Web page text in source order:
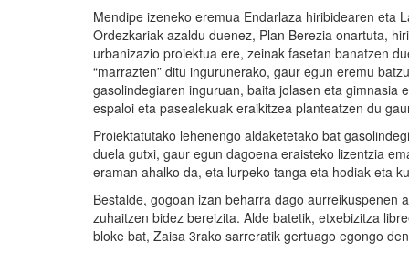
Mendipe izeneko eremua Endarlaza hiribidearen eta
Ordezkariak azaldu duenez, Plan Berezia onartuta,
urbanizazio proiektua ere, zeinak fasetan banatzen
“marrazten” ditu ingurunerako, gaur egun eremu
gasolindegiaren inguruan, baita jolasen eta gimnasia
espaloi eta pasealekuak eraikitzea planteatzen du
Proiektatutako lehenengo aldaketetako bat
duela gutxi, gaur egun dagoena eraisteko lizentzia
eraman ahalko da, eta lurpeko tanga eta hodiak eta
Bestalde, gogoan izan beharra dago aurreikuspenen
zuhaitzen bidez bereizita. Alde batetik, etxebizitza
bloke bat, Zaisa 3rako sarreratik gertuago egongo